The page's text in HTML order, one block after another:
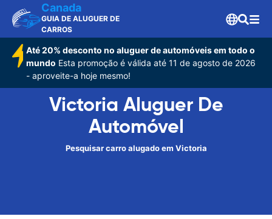
Canada
GUIA DE ALUGUER DE
CARROS
Até 20% desconto no aluguer de automóveis em todo o
mundo Esta promoção é válida até 11 de agosto de 2026
- aproveite-a hoje mesmo!
Victoria Aluguer De
Automóvel
Pesquisar carro alugado em Victoria